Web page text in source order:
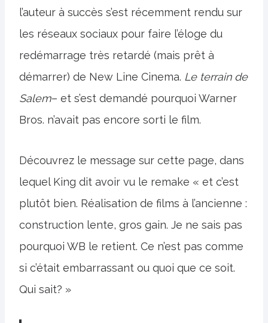
l’auteur à succès s’est récemment rendu sur
les réseaux sociaux pour faire l’éloge du
redémarrage très retardé (mais prêt à
démarrer) de New Line Cinema. Le terrain de
Salem– et s’est demandé pourquoi Warner
Bros. n’avait pas encore sorti le film.
Découvrez le message sur cette page, dans
lequel King dit avoir vu le remake « et c’est
plutôt bien. Réalisation de films à l’ancienne :
construction lente, gros gain. Je ne sais pas
pourquoi WB le retient. Ce n’est pas comme
si c’était embarrassant ou quoi que ce soit.
Qui sait? »